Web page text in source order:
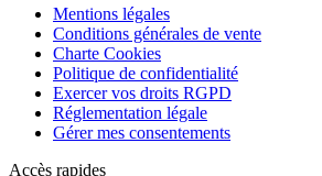
Mentions légales
Conditions générales de vente
Charte Cookies
Politique de confidentialité
Exercer vos droits RGPD
Réglementation légale
Gérer mes consentements
Accès rapides